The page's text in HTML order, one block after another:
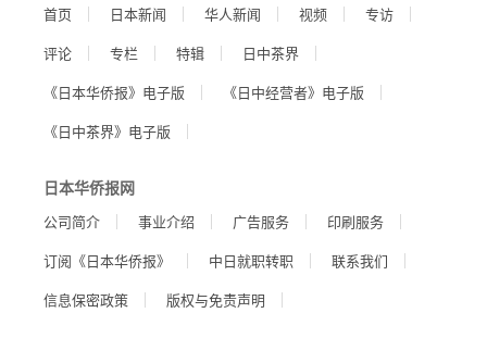
首页 日本新闻 华人新闻 视频
专访
评论
专栏 特辑
日中茶界
《日本华侨报》电子版
《日中经营者》电子版
《日中茶界》电子版
日本华侨报网
公司简介 事业介绍 广告服务
印刷服务
订阅《日本华侨报》
中日就职转职
联系我们
信息保密政策
版权与免责声明